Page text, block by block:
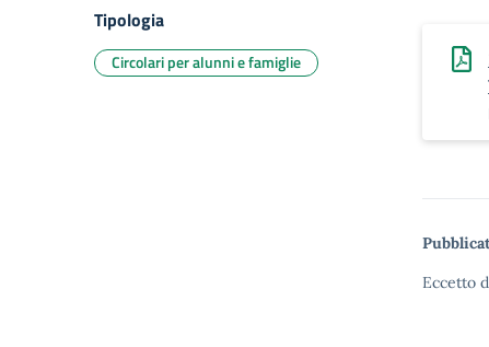
Eccetto
Tipologia
Circolari per alunni e famiglie